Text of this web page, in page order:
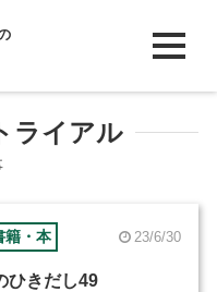
ライアル
籍・本 23/6/30
ひきだし49